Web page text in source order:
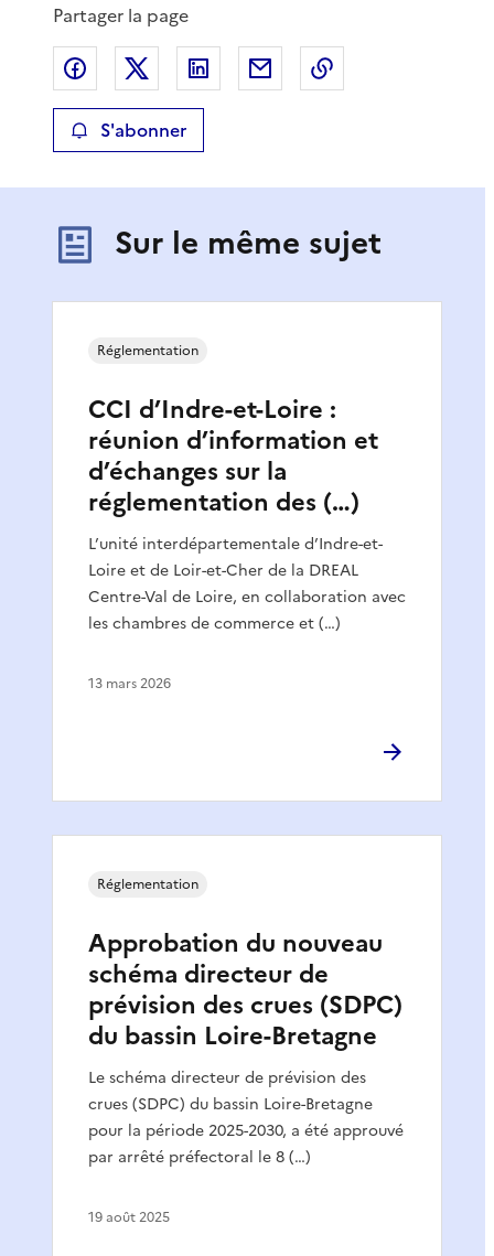
Partager la page
Partager sur Facebook
Partager sur XPartager sur LinkedIn
Partager par email
S'abonner
Sur le même sujet
CCI d’Indre-et-Loire :
réunion d’information et
d’échanges sur la
réglementation des (…)
L’unité interdépartementale d’Indre-et-
Loire et de Loir-et-Cher de la DREAL
Centre-Val de Loire, en collaboration avec
les chambres de commerce et (…)
Réglementation
13 mars 2026
Approbation du nouveau
schéma directeur de
prévision des crues (SDPC)
du bassin Loire-Bretagne
Le schéma directeur de prévision des
crues (SDPC) du bassin Loire-Bretagne
pour la période 2025-2030, a été approuvé
par arrêté préfectoral le 8 (…)
Réglementation
19 août 2025